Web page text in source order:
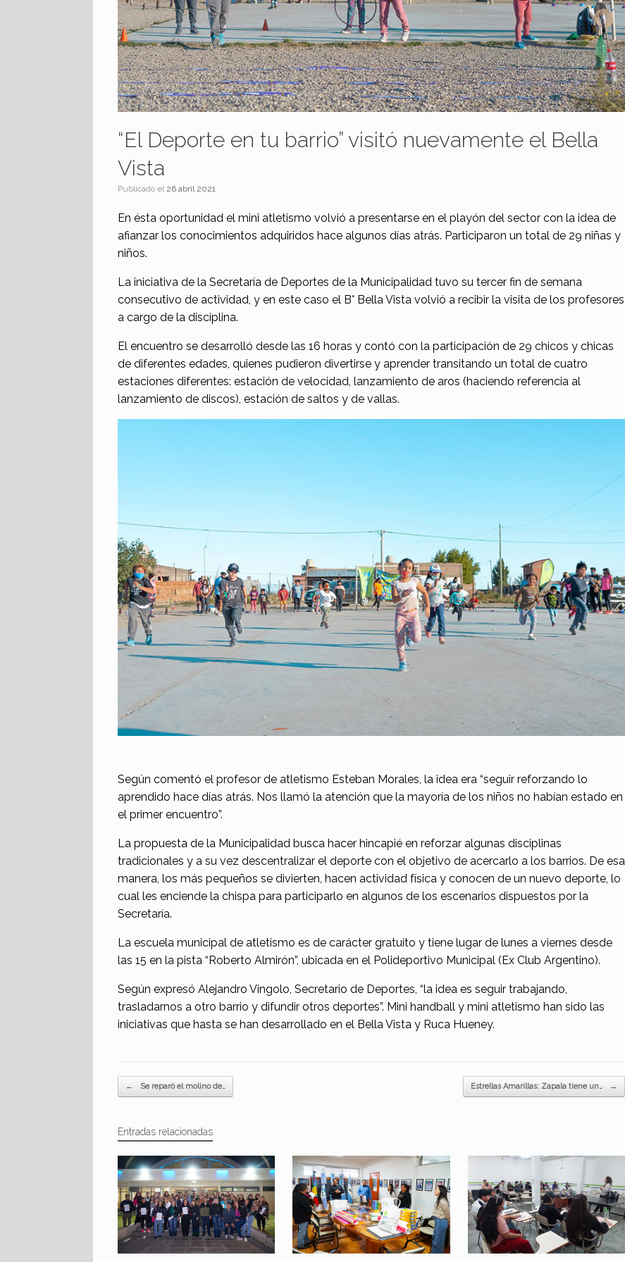
“El Deporte en tu barrio” visitó nuevamente el Bella
Vista
Publicado el 26 abril 2021
En ésta oportunidad el mini atletismo volvió a presentarse en el playón del sector con la idea de
afianzar los conocimientos adquiridos hace algunos días atrás. Participaron un total de 29 niñas y
niños.
La iniciativa de la Secretaría de Deportes de la Municipalidad tuvo su tercer fin de semana
consecutivo de actividad, y en este caso el B° Bella Vista volvió a recibir la visita de los profesores
a cargo de la disciplina.
El encuentro se desarrolló desde las 16 horas y contó con la participación de 29 chicos y chicas
de diferentes edades, quienes pudieron divertirse y aprender transitando un total de cuatro
estaciones diferentes: estación de velocidad, lanzamiento de aros (haciendo referencia al
lanzamiento de discos), estación de saltos y de vallas.
Según comentó el profesor de atletismo Esteban Morales, la idea era “seguir reforzando lo
aprendido hace días atrás. Nos llamó la atención que la mayoría de los niños no habían estado en
el primer encuentro”.
La propuesta de la Municipalidad busca hacer hincapié en reforzar algunas disciplinas
tradicionales y a su vez descentralizar el deporte con el objetivo de acercarlo a los barrios. De esa
manera, los más pequeños se divierten, hacen actividad física y conocen de un nuevo deporte, lo
cual les enciende la chispa para participarlo en algunos de los escenarios dispuestos por la
Secretaría.
La escuela municipal de atletismo es de carácter gratuito y tiene lugar de lunes a viernes desde
las 15 en la pista “Roberto Almirón”, ubicada en el Polideportivo Municipal (Ex Club Argentino).
Según expresó Alejandro Vingolo, Secretario de Deportes, “la idea es seguir trabajando,
trasladarnos a otro barrio y difundir otros deportes”. Mini handball y mini atletismo han sido las
iniciativas que hasta se han desarrollado en el Bella Vista y Ruca Hueney.
Navegador de artículos
← Se reparó el molino de… Estrellas Amarillas: Zapala tiene un… →
Entradas relacionadas